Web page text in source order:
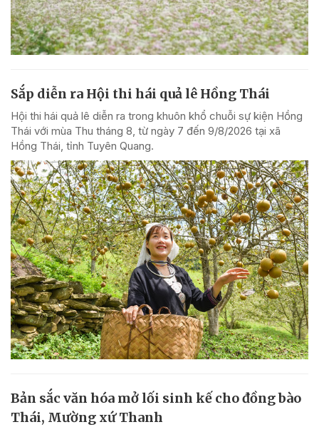
Sắp diễn ra Hội thi hái quả lê Hồng Thái
Hội thi hái quả lê diễn ra trong khuôn khổ chuỗi sự kiện Hồng
Thái với mùa Thu tháng 8, từ ngày 7 đến 9/8/2026 tại xã
Hồng Thái, tỉnh Tuyên Quang.
Bản sắc văn hóa mở lối sinh kế cho đồng bào
Thái, Mường xứ Thanh